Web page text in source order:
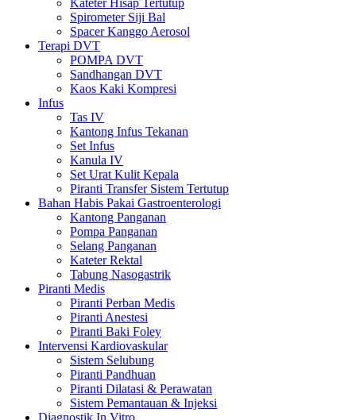
Spirometer Siji Bal
Spacer Kanggo Aerosol
Terapi DVT
POMPA DVT
Sandhangan DVT
Kaos Kaki Kompresi
Infus
Tas IV
Kantong Infus Tekanan
Set Infus
Kanula IV
Set Urat Kulit Kepala
Piranti Transfer Sistem Tertutup
Bahan Habis Pakai Gastroenterologi
Kantong Panganan
Pompa Panganan
Selang Panganan
Kateter Rektal
Tabung Nasogastrik
Piranti Medis
Piranti Perban Medis
Piranti Anestesi
Piranti Baki Foley
Intervensi Kardiovaskular
Sistem Selubung
Piranti Pandhuan
Piranti Dilatasi & Perawatan
Sistem Pemantauan & Injeksi
Diagnostik In Vitro